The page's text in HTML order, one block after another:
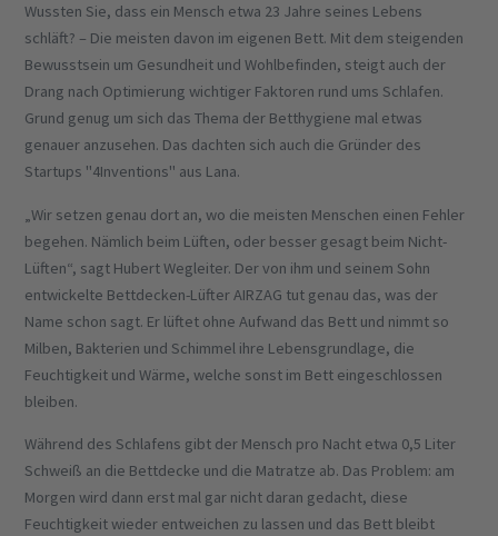
Wussten Sie, dass ein Mensch etwa 23 Jahre seines Lebens
schläft? – Die meisten davon im eigenen Bett. Mit dem steigenden
Bewusstsein um Gesundheit und Wohlbefinden, steigt auch der
Drang nach Optimierung wichtiger Faktoren rund ums Schlafen.
Grund genug um sich das Thema der Betthygiene mal etwas
genauer anzusehen. Das dachten sich auch die Gründer des
Startups "4Inventions" aus Lana.
„Wir setzen genau dort an, wo die meisten Menschen einen Fehler
begehen. Nämlich beim Lüften, oder besser gesagt beim Nicht-
Lüften“, sagt Hubert Wegleiter. Der von ihm und seinem Sohn
entwickelte Bettdecken-Lüfter AIRZAG tut genau das, was der
Name schon sagt. Er lüftet ohne Aufwand das Bett und nimmt so
Milben, Bakterien und Schimmel ihre Lebensgrundlage, die
Feuchtigkeit und Wärme, welche sonst im Bett eingeschlossen
bleiben.
Während des Schlafens gibt der Mensch pro Nacht etwa 0,5 Liter
Schweiß an die Bettdecke und die Matratze ab. Das Problem: am
Morgen wird dann erst mal gar nicht daran gedacht, diese
Feuchtigkeit wieder entweichen zu lassen und das Bett bleibt